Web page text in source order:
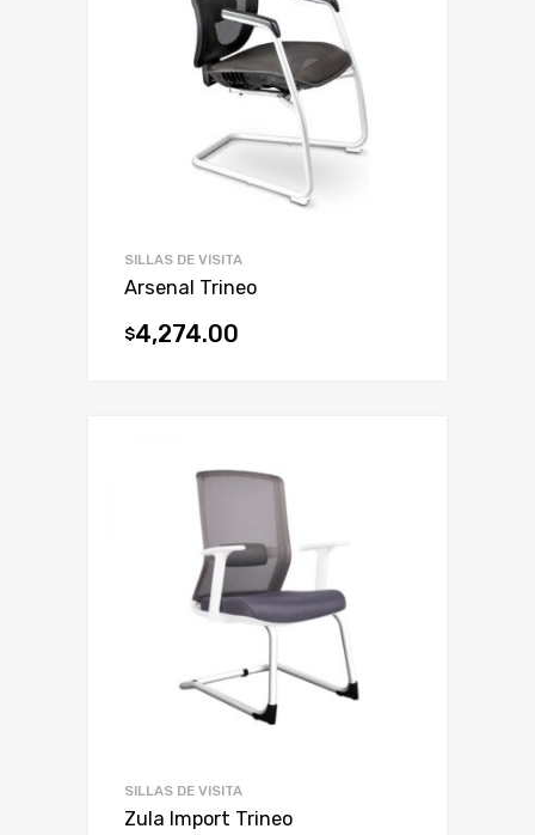
SILLAS DE VISITA
Arsenal Trineo
$4,274.00
SILLAS DE VISITA
Zula Import Trineo